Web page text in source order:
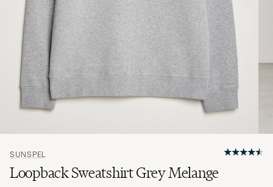
SUNSPEL
Loopback Sweatshirt Grey Melange